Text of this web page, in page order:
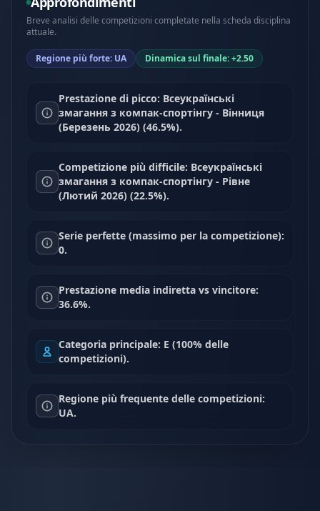
Breve analisi delle competizioni completate nella scheda disciplina
attuale.
Regione più forte: UA Dinamica sul finale: +2.50
Prestazione di picco: Всеукраїнські
змагання з компак-спортінгу - Вінниця
(Березень 2026) (46.5%).
Competizione più difficile: Всеукраїнські
змагання з компак-спортінгу - Рівне
(Лютий 2026) (22.5%).
Serie perfette (massimo per la competizione):
0.
Prestazione media indiretta vs vincitore:
36.6%.
Categoria principale: E (100% delle
competizioni).
Regione più frequente delle competizioni:
UA.